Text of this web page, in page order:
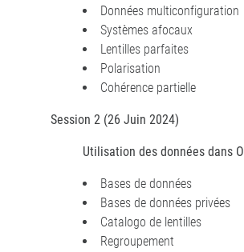
Données multiconfiguration
Systèmes afocaux
Lentilles parfaites
Polarisation
Cohérence partielle
Session 2 (26 Juin 2024)
Utilisation des données dans
Bases de données
Bases de données privées
Catalogo de lentilles
Regroupement